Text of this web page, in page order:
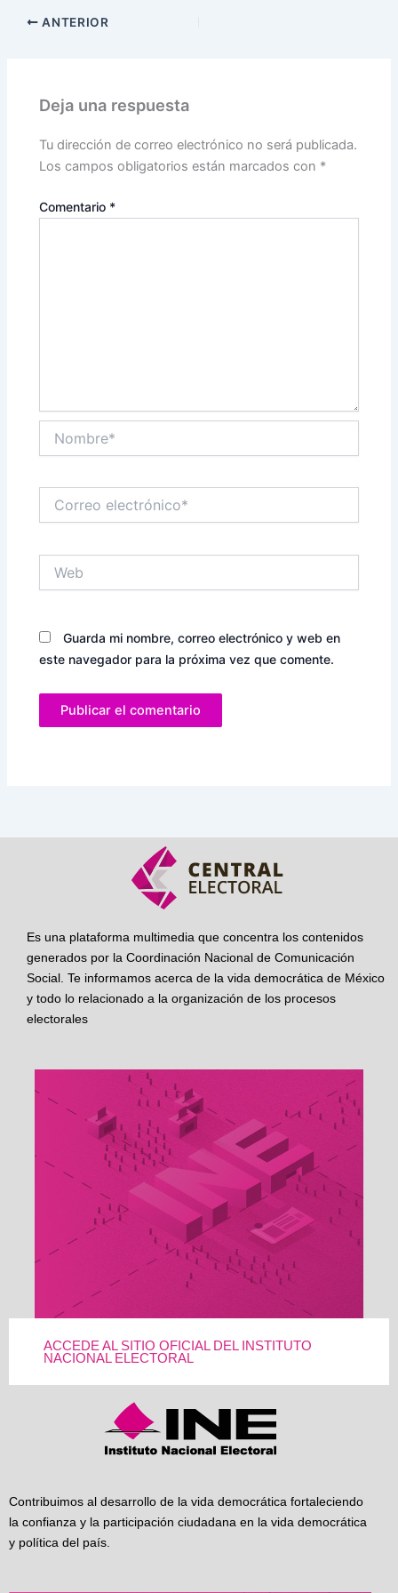
ANTERIOR
Deja una respuesta
Tu dirección de correo electrónico no será publicada.
Los campos obligatorios están marcados con *
Comentario *
electrónico*
Guarda mi nombre, correo electrónico y web en
este navegador para la próxima vez que comente.
Es una plataforma multimedia que concentra los contenidos
generados por la Coordinación Nacional de Comunicación
Social. Te informamos acerca de la vida democrática de México
y todo lo relacionado a la organización de los procesos
electorales
ACCEDE AL SITIO OFICIAL DEL INSTITUTO
NACIONAL ELECTORAL
Contribuimos al desarrollo de la vida democrática fortaleciendo
la confianza y la participación ciudadana en la vida democrática
y política del país.